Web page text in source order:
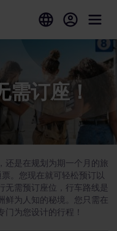
订座！
还是在规划为期一个月的旅
。您现在就可轻松预订以
无需预订座位，行车路线是
鲜为人知的秘境。您只需在
门为您设计的行程！